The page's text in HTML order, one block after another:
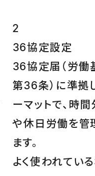
2
36協定設定
36協定届（労働
第36条）に準拠
ーマットで、時
や休日労働を管
ます。
よく使われてい